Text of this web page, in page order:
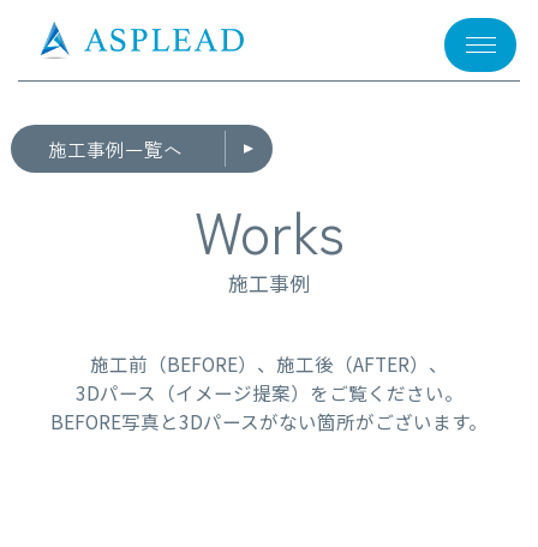
施工事例一覧へ
Works
施工事例
施工前（BEFORE）、施工後（AFTER）、
3Dパース（イメージ提案）をご覧ください。
BEFORE写真と3Dパースがない箇所がございます。